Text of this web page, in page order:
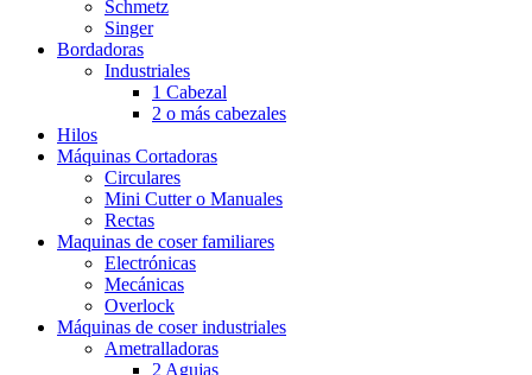
Schmetz
Singer
Bordadoras
Industriales
1 Cabezal
2 o más cabezales
Hilos
Máquinas Cortadoras
Circulares
Mini Cutter o Manuales
Rectas
Maquinas de coser familiares
Electrónicas
Mecánicas
Overlock
Máquinas de coser industriales
Ametralladoras
2 Agujas